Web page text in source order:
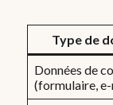
Type de
Données de
(formulaire,